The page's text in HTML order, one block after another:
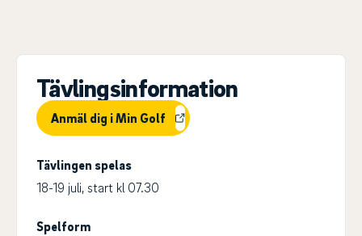
Tävlingsinformation
Anmäl dig i Min Golf
Tävlingen spelas
18-19 juli, start kl 07.30
Spelform